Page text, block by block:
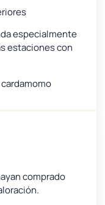
especialmente
estaciones con
comprado